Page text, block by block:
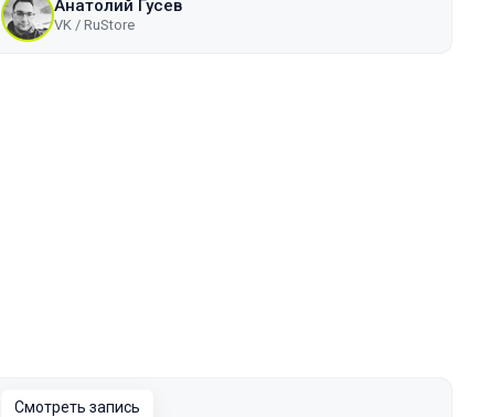
Анатолий Гусев
VK / RuStore
Смотреть запись